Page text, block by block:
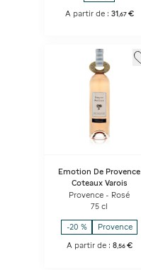
A partir de : 31 67 €
Emotion De Provence
Coteaux Varois
Provence - Rosé
75 cl
-20 % Provence
A partir de : 8,56 €